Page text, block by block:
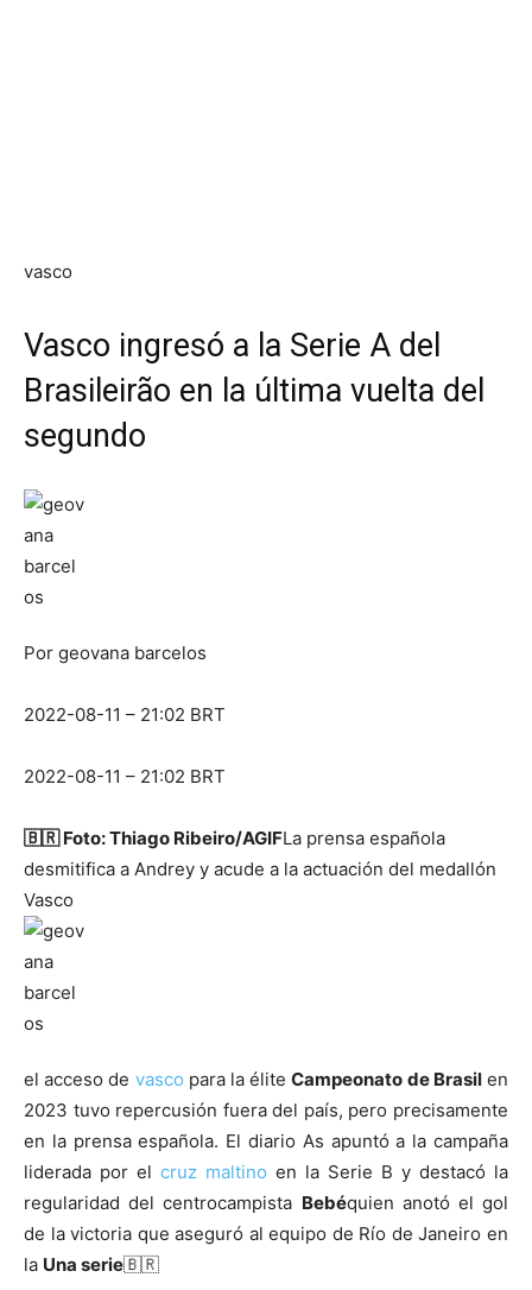
vasco
Vasco ingresó a la Serie A del
Brasileirão en la última vuelta del
segundo
Por geovana barcelos
2022-08-11 – 21:02 BRT
2022-08-11 – 21:02 BRT
🇧🇷Foto: Thiago Ribeiro/AGIFLa prensa española
desmitifica a Andrey y acude a la actuación del medallón
Vasco
el acceso de vasco para la éliteCampeonato de Brasilen
2023 tuvo repercusión fuera del país, pero precisamente
en la prensa española. El diario As apuntó a la campaña
liderada por el cruz maltino en la Serie B y destacó la
regularidad del centrocampista Bebéquien anotó el gol
de la victoria que aseguró al equipo de Río de Janeiro en
la Una serie🇧🇷